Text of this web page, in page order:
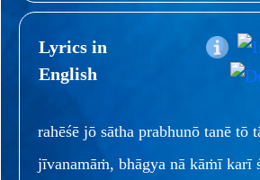
Lyrics in
English
rahēśē jō sātha prabhunō tanē tō
jīvanamāṁ, bhāgya nā kāṁī karī